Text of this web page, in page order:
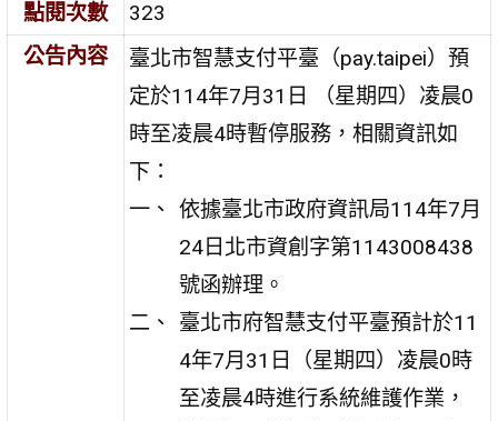
點閱次數
323
公告內容
臺北市智慧支付平臺（pay.taipei）預
定於114年7月31日 （星期四）凌晨0
時至凌晨4時暫停服務，相關資訊如
下：
依據臺北市政府資訊局114年7月
24日北市資創字第1143008438
號函辦理。
臺北市府智慧支付平臺預計於11
4年7月31日（星期四）凌晨0時
至凌晨4時進行系統維護作業，